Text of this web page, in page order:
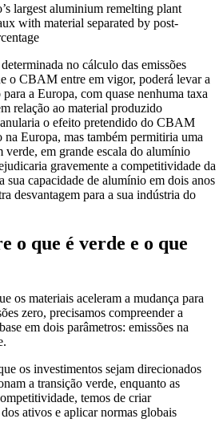
largest aluminium remelting plant
with material separated by post-
no cálculo das emissões
o CBAM entre em vigor, poderá levar a
a Europa, com quase nenhuma taxa
relação ao material produzido
o efeito pretendido do CBAM
Europa, mas também permitiria uma
verde, em grande escala do alumínio
gravemente a competitividade da
sua capacidade de alumínio em dois anos
desvantagem para a sua indústria do
o que é verde e o que
os materiais aceleram a mudança para
zero, precisamos compreender a
em dois parâmetros: emissões na
.
os investimentos sejam direcionados
a transição verde, enquanto as
temos de criar
ativos e aplicar normas globais